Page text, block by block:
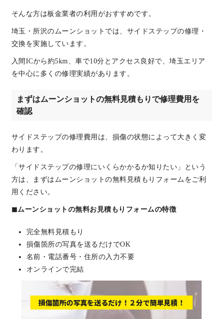
そんな方は板金業者の利用がおすすめです。
埼玉・所沢のムーンショットでは、サイドステップの修理・
交換を実施しています。
入間ICから約5km、車で10分とアクセス良好で、埼玉エリア
を中心に多くの修理実績があります。
まずはムーンショットの無料見積もりで修理費用を
確認
サイドステップの修理費用は、損傷の状態によって大きく変
わります。
「サイドステップの修理にいくらかかるか知りたい」という
方は、まずはムーンショットの無料見積もりフォームをご利
用ください。
◼︎ムーンショットの無料お見積もりフォームの特徴
完全無料見積もり
損傷箇所の写真を送るだけでOK
名前・電話番号・住所の入力不要
オンラインで完結
損傷箇所の写真を送るだけ！２分で簡単見積！